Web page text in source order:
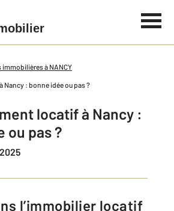
à NANCY
: bonne idée ou pas ?
locatif à Nancy :
ou pas ?